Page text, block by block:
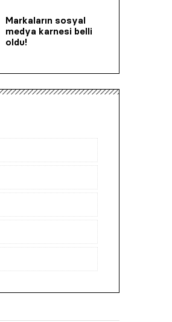
Markaların sosyal
medya karnesi belli
oldu!